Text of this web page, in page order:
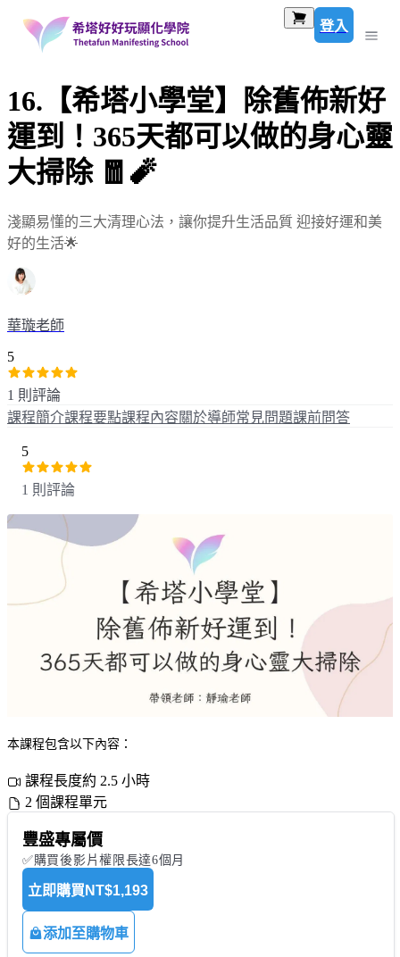
登入
16.【希塔小學堂】除舊佈新好
運到！365天都可以做的身心靈
大掃除 🧧🧨
淺顯易懂的三大清理心法，讓你提升生活品質 迎接好運和美
好的生活🌟
華璇老師
5
1 則評論
課程簡介課程要點課程內容關於導師常見問題課前問答
5
1 則評論
本課程包含以下內容：
課程長度約 2.5 小時
2 個課程單元
豐盛專屬價
✅購買後影片權限長達6個月
立即購買 NT$1,193
添加至購物車